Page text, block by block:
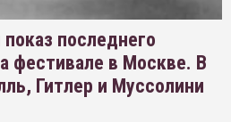
последнего
фестивале в Москве. В
Гитлер и Муссолини